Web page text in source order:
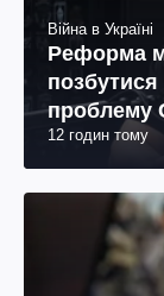
Війна в Україні
Реформа
проблему
12 годин тому